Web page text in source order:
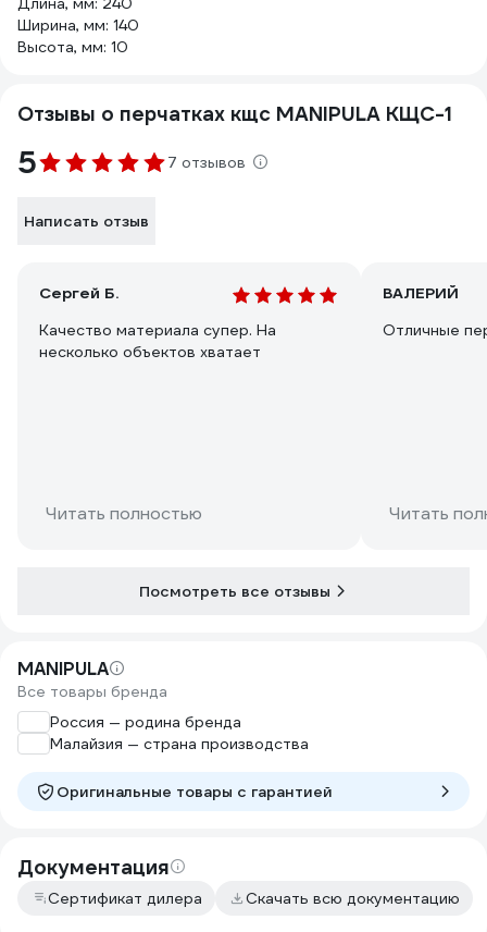
Ширина, мм: 140
Высота, мм: 10
Отзывы о перчатках кщс MANIPULA КЩС-1
5 7 отзывов
Написать отзыв
Сергей Б.
Качество материала супер. На
несколько объектов хватает
Читать полностью
ВАЛЕРИЙ
Отличные
Читать
Посмотреть все отзывы
MANIPULA
Все товары бренда
Россия — родина бренда
Малайзия — страна производства
Оригинальные товары c гарантией
Документация
Сертификат дилера Скачать всю документацию